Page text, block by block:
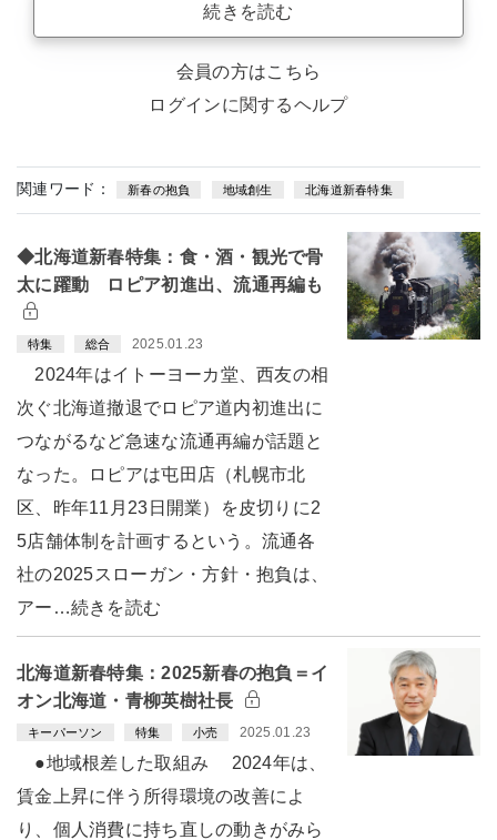
続きを読む
会員の方はこちら
ログインに関するヘルプ
関連ワード： 新春の抱負 地域創生 北海道新春特集
◆北海道新春特集：食・酒・観光で骨
太に躍動 ロピア初進出、流通再編も
特集 総合 2025.01.23
2024年はイトーヨーカ堂、西友の相
次ぐ北海道撤退でロピア道内初進出に
つながるなど急速な流通再編が話題と
なった。ロピアは屯田店（札幌市北
区、昨年11月23日開業）を皮切りに2
5店舗体制を計画するという。流通各
社の2025スローガン・方針・抱負は、
アー…続きを読む
北海道新春特集：2025新春の抱負＝イ
オン北海道・青柳英樹社長
キーパーソン 特集 小売 2025.01.23
●地域根差した取組み 2024年は、
賃金上昇に伴う所得環境の改善によ
り、個人消費に持ち直しの動きがみら